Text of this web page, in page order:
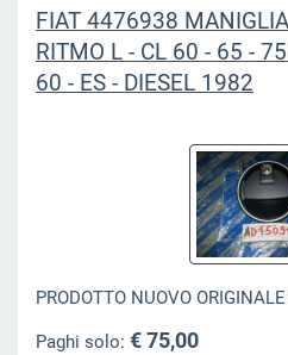
FIAT 4476938
RITMO L - CL 60 - 65 -
60 - ES - DIESEL 1982
PRODOTTO NUOVO
Paghi solo: € 75,00